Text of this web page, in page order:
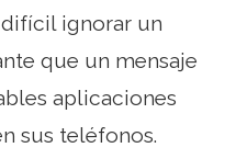
ignorar un
que un mensaje
aplicaciones
sus teléfonos.